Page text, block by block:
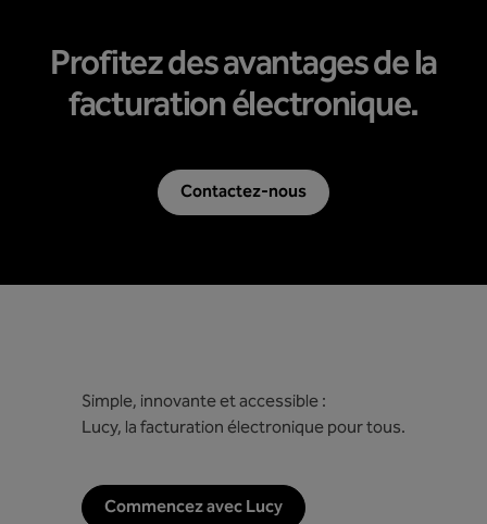
Profitez des avantages de la
facturation électronique.
Contactez-nous
Simple, innovante et accessible :
Lucy, la facturation électronique pour tous.
Commencez avec Lucy